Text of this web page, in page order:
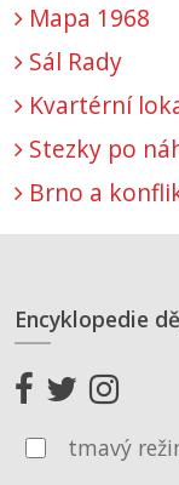
Mapa 1968
Sál Rady
Kvartérní
Stezky po
Brno a
Encyklopedie
tmavý